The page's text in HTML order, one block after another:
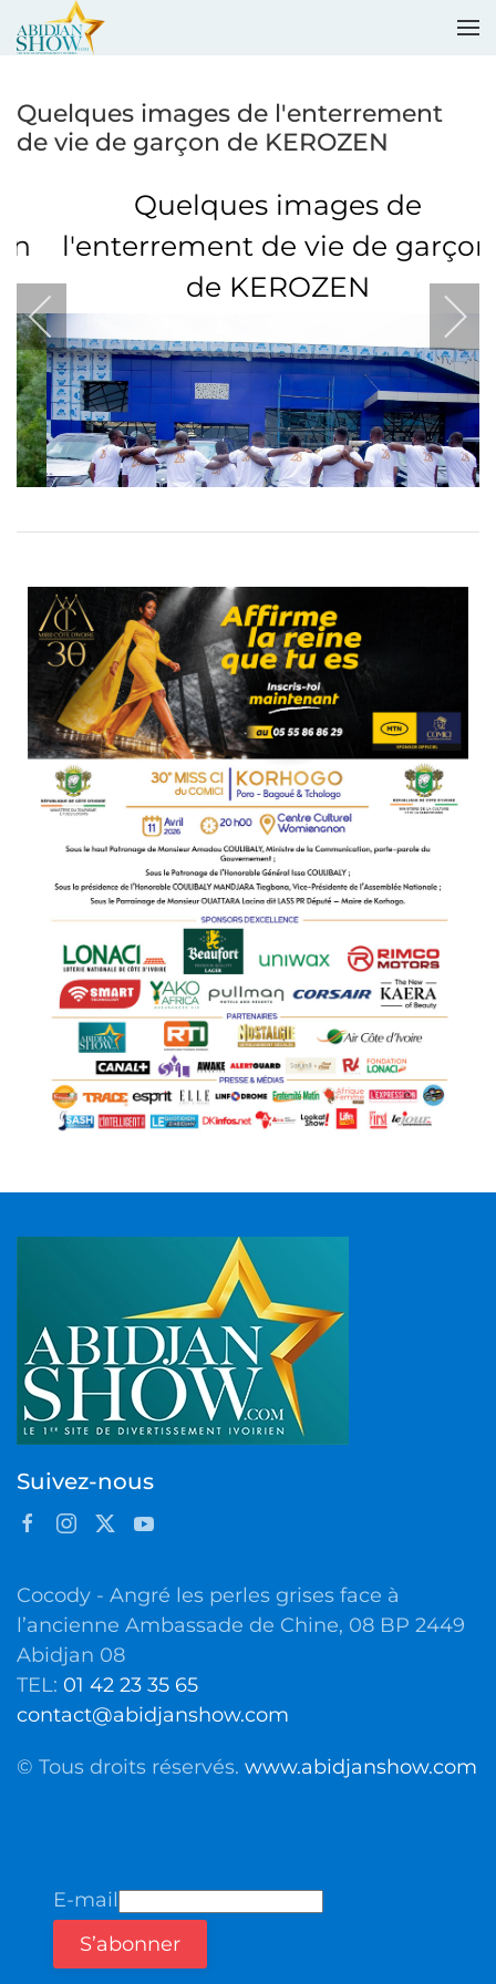
Quelques images de l'enterrement
de vie de garçon de KEROZEN
Quelques images de
l'enterrement de vie de garçon
de KEROZEN
Suivez-nous
Cocody - Angré les perles grises face à
l’ancienne Ambassade de Chine, 08 BP 2449
Abidjan 08
TEL: 01 42 23 35 65
contact@abidjanshow.com
© Tous droits réservés. www.abidjanshow.com
E-mail
S’abonner